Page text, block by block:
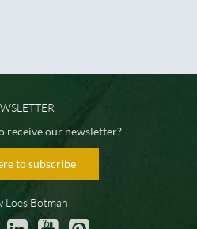
receive our newsletter?
to subscribe
Loes Botman